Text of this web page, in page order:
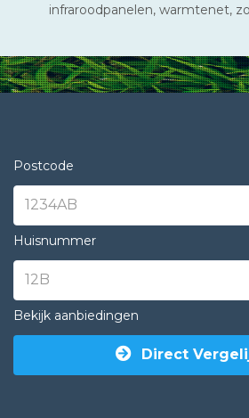
infraroodpanelen, warmtenet,
Postcode
Huisnummer
Bekijk aanbiedingen
Direct